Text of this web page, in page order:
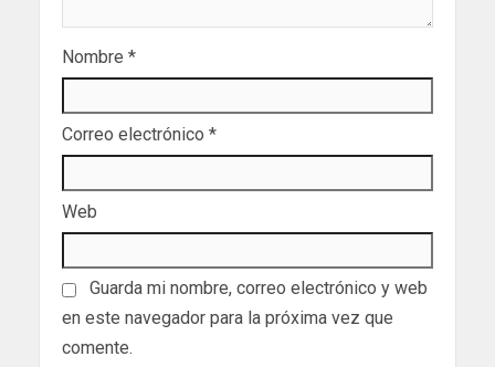
Nombre *
Correo electrónico *
Web
Guarda mi nombre, correo electrónico y web
en este navegador para la próxima vez que
comente.